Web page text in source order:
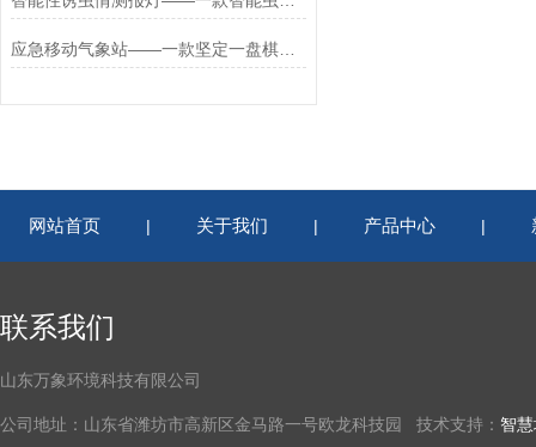
应急移动气象站——一款坚定一盘棋的便携式多参数气象站2024全+境+派+送
网站首页 | 关于我们 | 产品中心 |
联系我们
山东万象环境科技有限公司
公司地址：山东省潍坊市高新区金马路一号欧龙科技园 技术支持： 智